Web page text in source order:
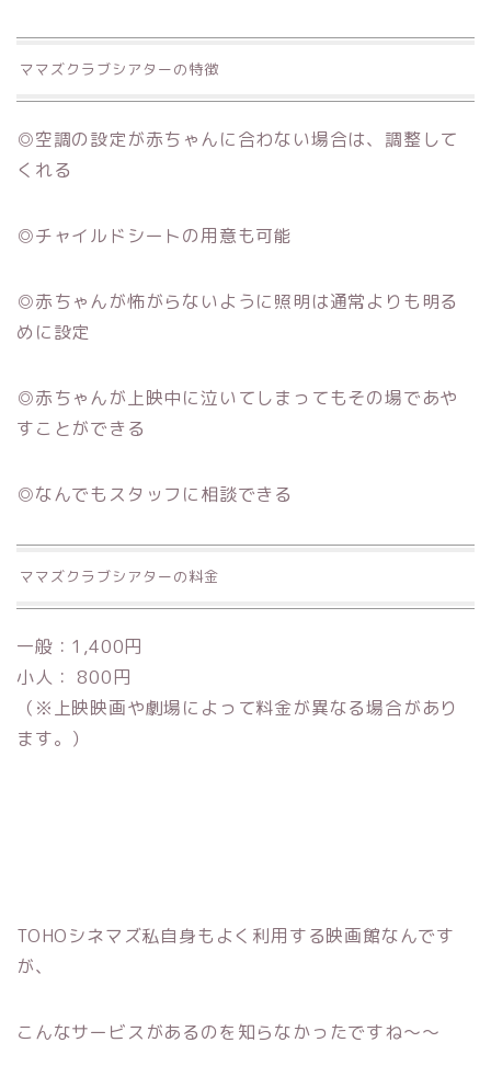
ママズクラブシアターの特徴
◎空調の設定が赤ちゃんに合わない場合は、調整して
くれる
◎チャイルドシートの用意も可能
◎赤ちゃんが怖がらないように照明は通常よりも明る
めに設定
◎赤ちゃんが上映中に泣いてしまってもその場であや
すことができる
◎なんでもスタッフに相談できる
ママズクラブシアターの料金
一般： 1,400円
小人： 800円
（※上映映画や劇場によって料金が異なる場合があり
ます。）
TOHOシネマズ私自身もよく利用する映画館なんです
が、
こんなサービスがあるのを知らなかったですね〜〜